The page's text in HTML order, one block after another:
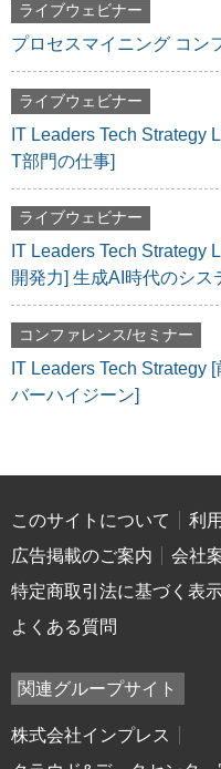
ライブウェビナー
プロセスマイニング コン
ライブウェビナー
IT Leaders Tech Strategy
T部門の仕事]
ライブウェビナー
IT Leaders Tech Strategy
開発力] 生成AI時代のシス
コンファレンス/セミナー
IT Leaders Tech Strategy
バーハイジーン]
このサイトについて 利
広告掲載のご案内
会社
特定商取引法に基づく表
よくある質問
関連グループサイト
株式会社インプレス